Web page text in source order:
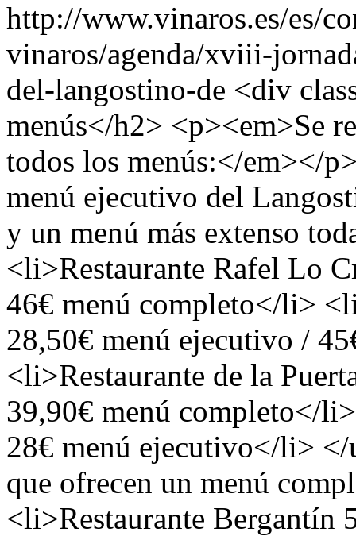
http://www.vinaros.es/es/
vinaros/agenda/xviii-
del-langostino-de <div
menús</h2> <p><em>Se
todos los menús:</em></
menú ejecutivo del
y un menú más extenso
<li>Restaurante Rafel Lo
46€ menú completo</li>
28,50€ menú ejecutivo /
<li>Restaurante de la
39,90€ menú completo</
28€ menú ejecutivo</li>
que ofrecen un menú
<li>Restaurante Bergantín